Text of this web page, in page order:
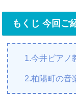
もくじ 今回ご
1.今井ピアノ
2.柏陽町の音